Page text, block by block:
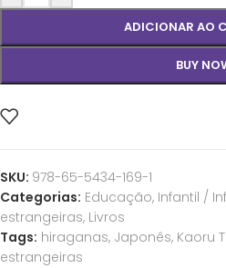
ADICIONAR AO
BUY
SKU: 978-65-5434-169-1
Categorias: Educação, Infantil /
estrangeiras, Livros
Tags: hiraganas, Japonês, Kaoru
estrangeiras